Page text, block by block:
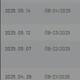
2025. 05. 14 ÖB-24/2025
2025. 05. 12 ÖB-23/2025
2025. 05. 07 ÖB-22/2025
2025. 04. 29 ÖB-21/2025